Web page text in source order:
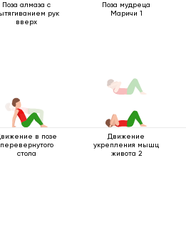
Поза алмаза с
рук
вверх
Поза мудреца
Маричи 1
в позе
перевернутого
стола
Движение
укрепления мышц
живота 2